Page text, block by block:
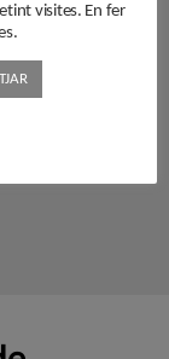
visites. En fer